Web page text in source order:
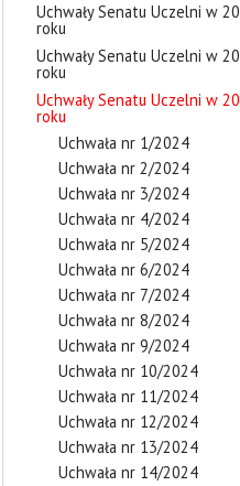
Uchwały Senatu Uczelni w
roku
Uchwały Senatu Uczelni w
roku
Uchwały Senatu Uczelni w
roku
Uchwała nr 1/2024
Uchwała nr 2/2024
Uchwała nr 3/2024
Uchwała nr 4/2024
Uchwała nr 5/2024
Uchwała nr 6/2024
Uchwała nr 7/2024
Uchwała nr 8/2024
Uchwała nr 9/2024
Uchwała nr 10/2024
Uchwała nr 11/2024
Uchwała nr 12/2024
Uchwała nr 13/2024
Uchwała nr 14/2024